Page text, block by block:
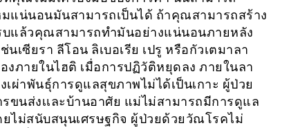
แน่นอนมันสามารถเป็นได้ ถ้าคุณสามารถสร้าง
บแล้วคุณสามารถทำมันอย่างแน่นอนภายหลัง
เซียรา ลีโอน ลิเบอเรีย เปรู หรือกัวเตมาลา
งภายในไฮติ เมื่อการปฏิวัติหยุดลง ภายในลา
ผ่าพันธุ์การดูแลสุขภาพไม่ได้เป็นเกาะ ผู้ป่วย
ขนส่งเเละบ้านอาศัย แม่ไม่สามารถมีการดูแล
ยไม่สนับสนุนเศรษฐกิจ ผู้ป่วยด้วยวัณโรคไม่